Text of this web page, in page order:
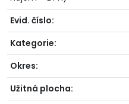
Evid. číslo:
Kategorie:
Okres:
Užitná plocha: